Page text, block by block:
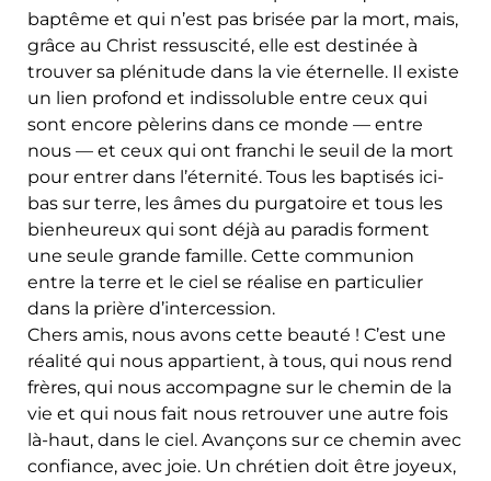
baptême et qui n’est pas brisée par la mort, mais,
grâce au Christ ressuscité, elle est destinée à
trouver sa plénitude dans la vie éternelle. Il existe
un lien profond et indissoluble entre ceux qui
sont encore pèlerins dans ce monde — entre
nous — et ceux qui ont franchi le seuil de la mort
pour entrer dans l’éternité. Tous les baptisés ici-
bas sur terre, les âmes du purgatoire et tous les
bienheureux qui sont déjà au paradis forment
une seule grande famille. Cette communion
entre la terre et le ciel se réalise en particulier
dans la prière d’intercession.
Chers amis, nous avons cette beauté ! C’est une
réalité qui nous appartient, à tous, qui nous rend
frères, qui nous accompagne sur le chemin de la
vie et qui nous fait nous retrouver une autre fois
là-haut, dans le ciel. Avançons sur ce chemin avec
confiance, avec joie. Un chrétien doit être joyeux,